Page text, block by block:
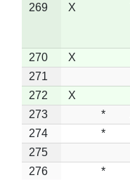
269
X
270 X
271
272
X
273
*
274
*
275
276
*